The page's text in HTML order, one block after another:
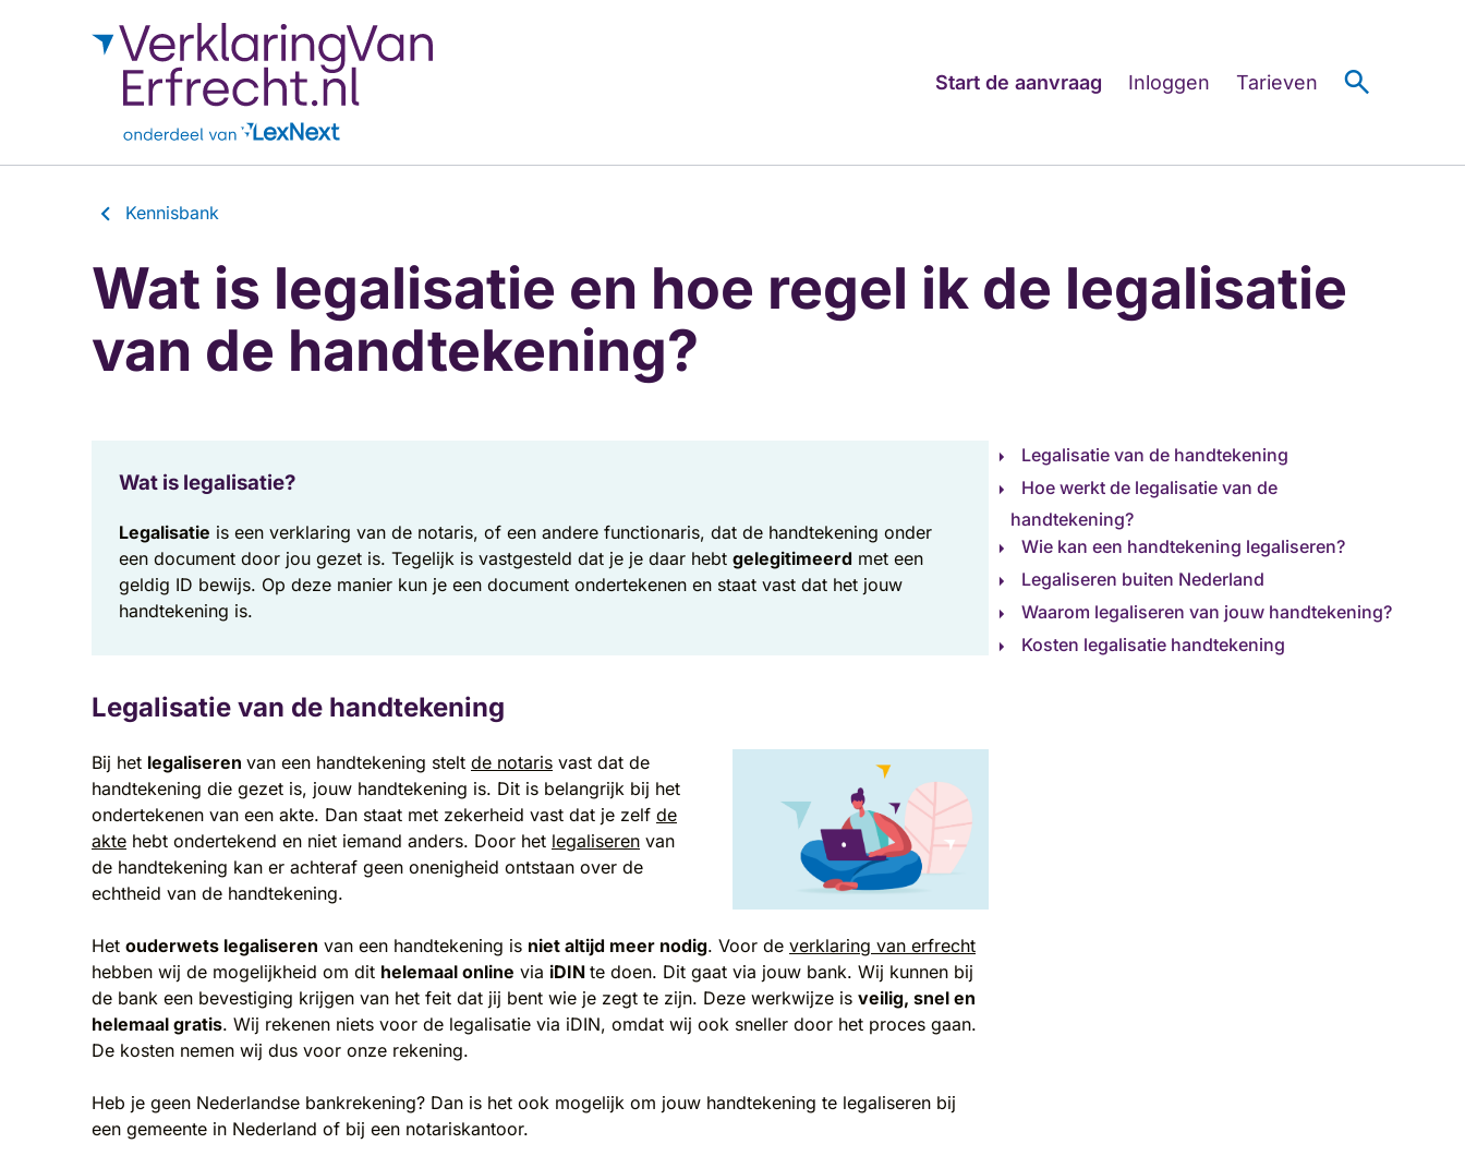
Start de aanvraag Inloggen Tarieven search
Kennisbank
Wat is legalisatie en hoe regel ik de legalisatie
van de handtekening?
Wat is legalisatie?
Legalisatie is een verklaring van de notaris, of een andere functionaris, dat de handtekening onder
een document door jou gezet is. Tegelijk is vastgesteld dat je je daar hebt gelegitimeerd met een
geldig ID bewijs. Op deze manier kun je een document ondertekenen en staat vast dat het jouw
handtekening is.
Legalisatie van de handtekening
Bij het legaliseren van een handtekening stelt de notaris vast dat de
handtekening die gezet is, jouw handtekening is. Dit is belangrijk bij het
ondertekenen van een akte. Dan staat met zekerheid vast dat je zelf de
akte hebt ondertekend en niet iemand anders. Door het legaliseren van
de handtekening kan er achteraf geen onenigheid ontstaan over de
echtheid van de handtekening.
Het ouderwets legaliseren van een handtekening is niet altijd meer nodig. Voor de verklaring van erfrecht
hebben wij de mogelijkheid om dit helemaal online via iDIN te doen. Dit gaat via jouw bank. Wij kunnen bij
de bank een bevestiging krijgen van het feit dat jij bent wie je zegt te zijn. Deze werkwijze is veilig, snel en
helemaal gratis. Wij rekenen niets voor de legalisatie via iDIN, omdat wij ook sneller door het proces gaan.
De kosten nemen wij dus voor onze rekening.
Heb je geen Nederlandse bankrekening? Dan is het ook mogelijk om jouw handtekening te legaliseren bij
een gemeente in Nederland of bij een notariskantoor.
Legalisatie van de handtekening
Hoe werkt de legalisatie van de
handtekening?
Wie kan een handtekening legaliseren?
Legaliseren buiten Nederland
Waarom legaliseren van jouw handtekening?
Kosten legalisatie handtekening